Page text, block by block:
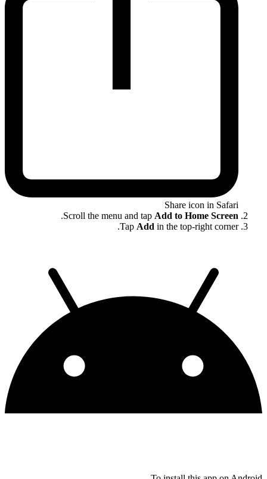
Share icon in Safari
Scroll the menu and tapAdd to Home Screen
.
TapAdd in the top-right corner.